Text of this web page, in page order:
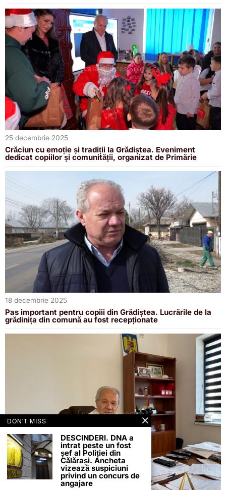
25 decembrie 2025
Crăciun cu emoție și tradiții la Grădiștea. Eveniment
dedicat copiilor și comunității, organizat de Primărie
18 decembrie 2025
Pas important pentru copiii din Grădiștea. Lucrările de la
grădinița din comună au fost recepționate
DON'T MISS
DESCINDERI. DNA a
intrat peste un fost
șef al Poliției din
Călărași. Ancheta
vizează suspiciuni
privind un concurs de
angajare